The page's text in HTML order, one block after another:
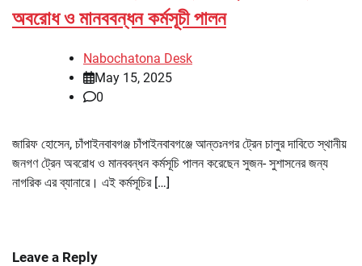
অবরোধ ও মানববন্ধন কর্মসূচী পালন
Nabochatona Desk
May 15, 2025
0
জারিফ হোসেন, চাঁপাইনবাবগঞ্জ চাঁপাইনবাবগঞ্জে আন্তঃনগর ট্রেন চালুর দাবিতে স্থানীয়
জনগণ ট্রেন অবরোধ ও মানববন্ধন কর্মসূচি পালন করেছেন সুজন- সুশাসনের জন্য
নাগরিক এর ব্যানারে। এই কর্মসূচির […]
Leave a Reply